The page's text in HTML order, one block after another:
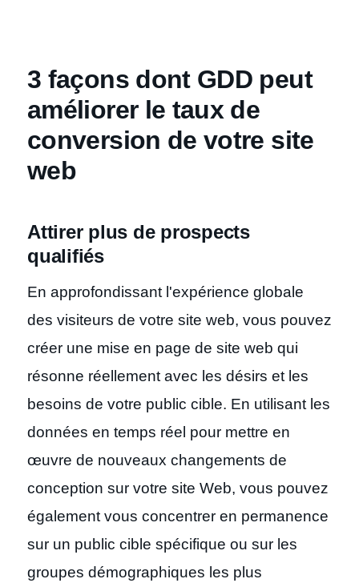
3 façons dont GDD peut
améliorer le taux de
conversion de votre site
web
Attirer plus de prospects
qualifiés
En approfondissant l'expérience globale
des visiteurs de votre site web, vous pouvez
créer une mise en page de site web qui
résonne réellement avec les désirs et les
besoins de votre public cible. En utilisant les
données en temps réel pour mettre en
œuvre de nouveaux changements de
conception sur votre site Web, vous pouvez
également vous concentrer en permanence
sur un public cible spécifique ou sur les
groupes démographiques les plus